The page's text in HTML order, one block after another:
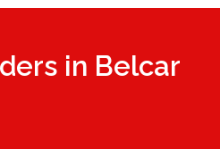
in Belcar